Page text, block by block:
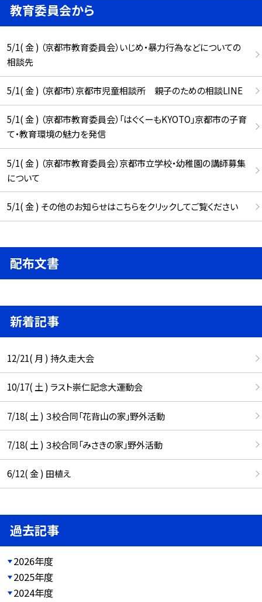
教育委員会から
5/1( 金 ) （京都市教育委員会）いじめ・暴力行為などについての
相談先
5/1( 金 ) （京都市）京都市児童相談所 親子のための相談LINE
5/1( 金 ) （京都市教育委員会）「はぐくーもKYOTO」京都市の子育
て・教育環境の魅力を発信
5/1( 金 ) （京都市教育委員会）京都市立学校・幼稚園の講師募集
について
5/1( 金 ) その他のお知らせはこちらをクリックしてご覧ください
配布文書
新着記事
12/21( 月 ) 持久走大会
10/17( 土 ) ラスト崇仁記念大運動会
7/18( 土 ) ３校合同「花背山の家」野外活動
7/18( 土 ) ３校合同「みさきの家」野外活動
6/12( 金 ) 田植え
過去記事
2026年度
2025年度
2024年度